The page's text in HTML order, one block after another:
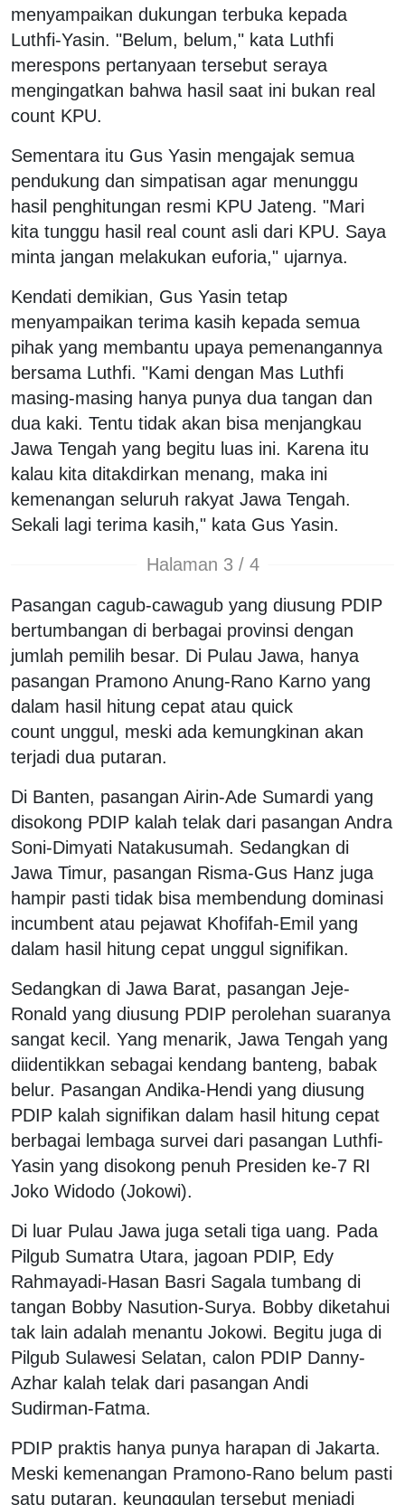
menyampaikan dukungan terbuka kepada
Luthfi-Yasin. "Belum, belum," kata Luthfi
merespons pertanyaan tersebut seraya
mengingatkan bahwa hasil saat ini bukan real
count KPU.
Sementara itu Gus Yasin mengajak semua
pendukung dan simpatisan agar menunggu
hasil penghitungan resmi KPU Jateng. "Mari
kita tunggu hasil real count asli dari KPU. Saya
minta jangan melakukan euforia," ujarnya.
Kendati demikian, Gus Yasin tetap
menyampaikan terima kasih kepada semua
pihak yang membantu upaya pemenangannya
bersama Luthfi. "Kami dengan Mas Luthfi
masing-masing hanya punya dua tangan dan
dua kaki. Tentu tidak akan bisa menjangkau
Jawa Tengah yang begitu luas ini. Karena itu
kalau kita ditakdirkan menang, maka ini
kemenangan seluruh rakyat Jawa Tengah.
Sekali lagi terima kasih," kata Gus Yasin.
Halaman 3 / 4
Pasangan cagub-cawagub yang diusung PDIP
bertumbangan di berbagai provinsi dengan
jumlah pemilih besar. Di Pulau Jawa, hanya
pasangan Pramono Anung-Rano Karno yang
dalam hasil hitung cepat atau quick
count unggul, meski ada kemungkinan akan
terjadi dua putaran.
Di Banten, pasangan Airin-Ade Sumardi yang
disokong PDIP kalah telak dari pasangan Andra
Soni-Dimyati Natakusumah. Sedangkan di
Jawa Timur, pasangan Risma-Gus Hanz juga
hampir pasti tidak bisa membendung dominasi
incumbent atau pejawat Khofifah-Emil yang
dalam hasil hitung cepat unggul signifikan.
Sedangkan di Jawa Barat, pasangan Jeje-
Ronald yang diusung PDIP perolehan suaranya
sangat kecil. Yang menarik, Jawa Tengah yang
diidentikkan sebagai kendang banteng, babak
belur. Pasangan Andika-Hendi yang diusung
PDIP kalah signifikan dalam hasil hitung cepat
berbagai lembaga survei dari pasangan Luthfi-
Yasin yang disokong penuh Presiden ke-7 RI
Joko Widodo (Jokowi).
Di luar Pulau Jawa juga setali tiga uang. Pada
Pilgub Sumatra Utara, jagoan PDIP, Edy
Rahmayadi-Hasan Basri Sagala tumbang di
tangan Bobby Nasution-Surya. Bobby diketahui
tak lain adalah menantu Jokowi. Begitu juga di
Pilgub Sulawesi Selatan, calon PDIP Danny-
Azhar kalah telak dari pasangan Andi
Sudirman-Fatma.
PDIP praktis hanya punya harapan di Jakarta.
Meski kemenangan Pramono-Rano belum pasti
satu putaran, keunggulan tersebut menjadi